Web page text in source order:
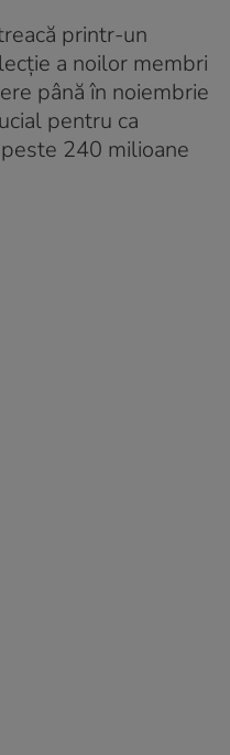
printr-un
a noilor membri
până în noiembrie
pentru ca
240 milioane